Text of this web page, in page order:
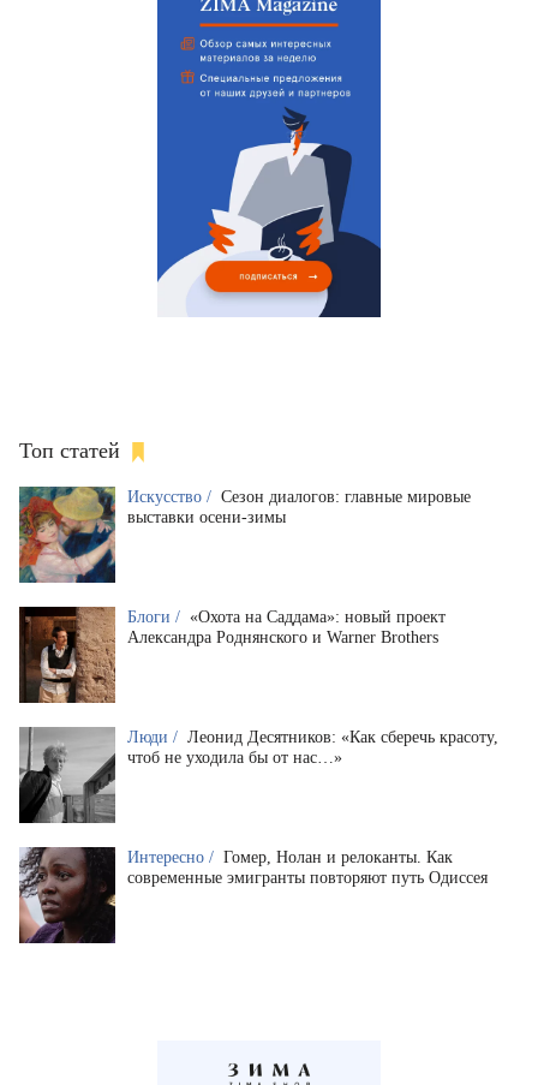
Топ статей
Искусство / Сезон диалогов: главные мировые
выставки осени-зимы
Блоги / «Охота на Саддама»: новый проект
Александра Роднянского и Warner Brothers
Люди / Леонид Десятников: «Как сберечь красоту,
чтоб не уходила бы от нас…»
Интересно / Гомер, Нолан и релоканты. Как
современные эмигранты повторяют путь Одиссея